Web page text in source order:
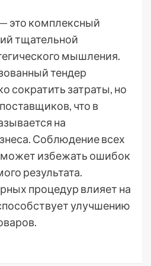
это комплексный
тщательной
мышления.
тендер
сократить затраты, но
что в
на
Соблюдение всех
избежать ошибок
результата.
процедур влияет на
улучшению